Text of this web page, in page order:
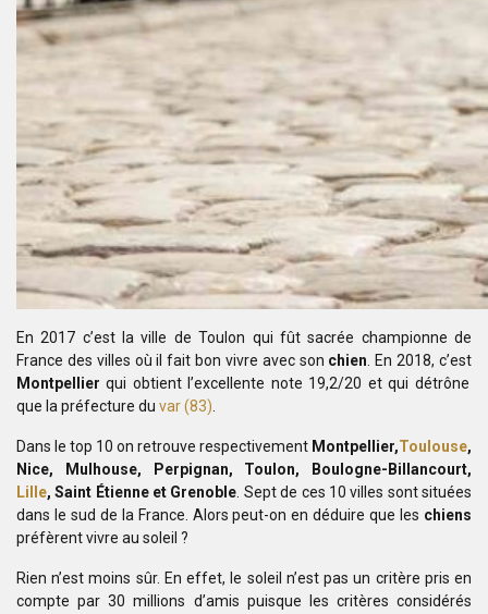
En 2017 c’est la ville de Toulon qui fût sacrée championne de
France des villes où il fait bon vivre avec son chien . En 2018, c’est
Montpellierqui obtient l’excellente note 19,2/20 et qui détrône
que la préfecture du var (83)
Dans le top 10 on retrouve respectivement Montpellier,Toulouse,
Nice, Mulhouse, Perpignan, Toulon, Boulogne-Billancourt,
Lille, Saint Étienne et Grenoble . Sept de ces 10 villes sont situées
dans le sud de la France. Alors peut-on en déduire que les chiens
préfèrent vivre au soleil ?
Rien n’est moins sûr. En effet, le soleil n’est pas un critère pris en
compte par 30 millions d’amis puisque les critères considérés